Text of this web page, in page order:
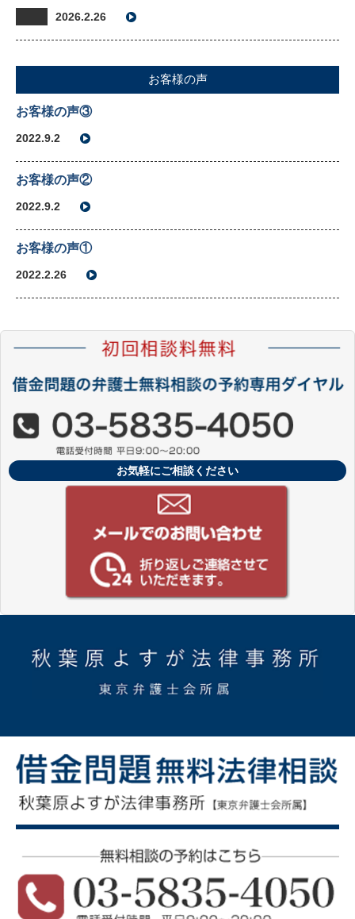
2026.2.26
お客様の声
お客様の声③
2022.9.2
お客様の声②
2022.9.2
お客様の声①
2022.2.26
お気軽にご相談ください